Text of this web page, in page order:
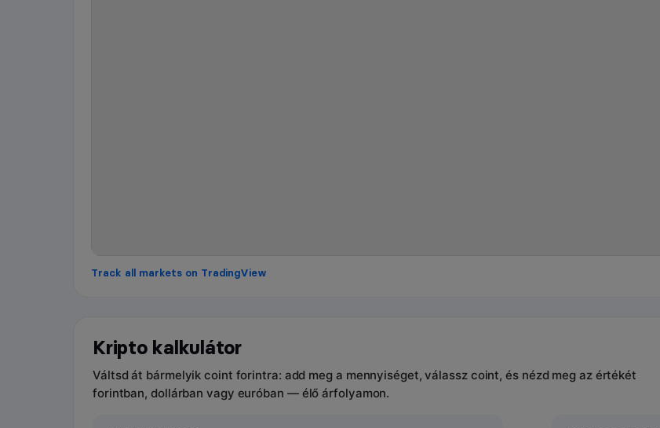
Track all markets on TradingView
Kripto kalkulátor
Váltsd át bármelyik coint forintra: add meg a mennyiséget, válassz coint, és nézd meg az értékét
forintban, dollárban vagy euróban — élő árfolyamon.